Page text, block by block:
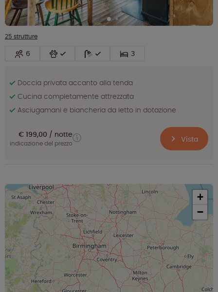
25 strutture
6 3
Doccia privata accanto alla tenda
Cucina completamente attrezzata
Asciugamani e biancheria da letto in dotazione
€ 199,00 notte
indicazione del prezzo Vista
+
−